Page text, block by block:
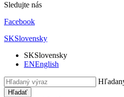
Sledujte nás
Facebook
SKSlovensky
SKSlovensky
ENEnglish
Hľadať